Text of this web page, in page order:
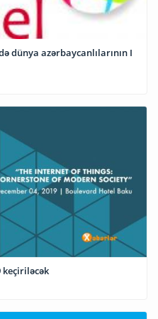
dünya azərbaycanlılarının I
keçiriləcək